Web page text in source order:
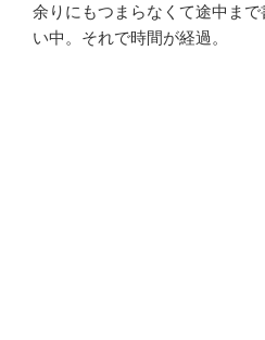
余りにもつまらなくて途中ま
い中。それで時間が経過。